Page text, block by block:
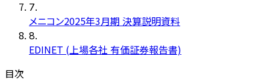
7.
メニコン2025年3月期 決算説明資料
8.
EDINET (上場各社 有価証券報告書)
目次